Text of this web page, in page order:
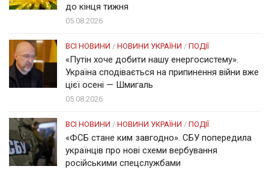
до кінця тижня
05.08.2026
ВСІ НОВИНИ / НОВИНИ УКРАЇНИ / ПОДІЇ
«Путін хоче добити нашу енергосистему».
Україна сподівається на припинення війни вже
цієї осені — Шмигаль
05.08.2026
ВСІ НОВИНИ / НОВИНИ УКРАЇНИ / ПОДІЇ
«ФСБ стане ким завгодно». СБУ попередила
українців про нові схеми вербування
російськими спецслужбами